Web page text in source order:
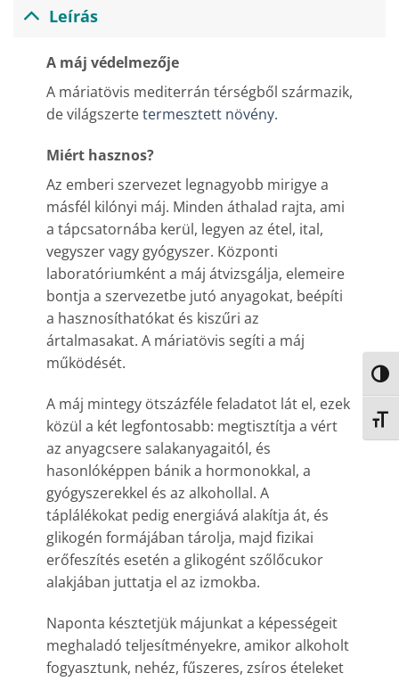
Leírás
A máj védelmezője
A máriatövis mediterrán térségből származik,
de világszertetermesztett növény.
Miért hasznos?
Az emberi szervezet legnagyobb mirigye a
másfél kilónyi máj. Minden áthalad rajta, ami
a tápcsatornába kerül, legyen az étel, ital,
vegyszer vagy gyógyszer. Központi
laboratóriumként a máj átvizsgálja, elemeire
bontja a szervezetbe jutó anyagokat, beépíti
a hasznosíthatókat és kiszűri az
ártalmasakat. A máriatövis segíti a máj
működését.
A máj mintegy ötszázféle feladatot lát el, ezek
közül a két legfontosabb: megtisztítja a vért
az anyagcsere salakanyagaitól, és
hasonlóképpen bánik a hormonokkal, a
gyógyszerekkel és az alkohollal. A
táplálékokat pedig energiává alakítja át, és
glikogén formájában tárolja, majd fizikai
erőfeszítés esetén a glikogént szőlőcukor
alakjában juttatja el az izmokba.
Naponta késztetjük májunkat a képességeit
meghaladó teljesítményekre, amikor alkoholt
fogyasztunk, nehéz, fűszeres, zsíros ételeket